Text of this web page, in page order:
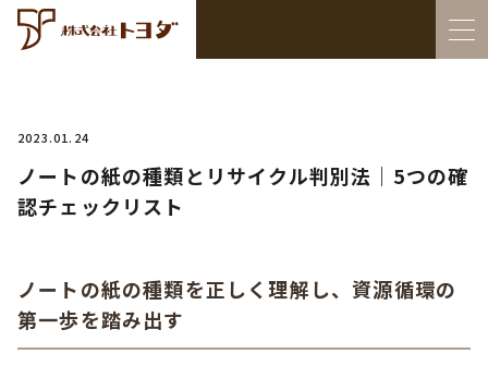
2023.01.24
ノートの紙の種類とリサイクル判別法｜5つの確
認チェックリスト
ノートの紙の種類を正しく理解し、資源循環の
第一歩を踏み出す